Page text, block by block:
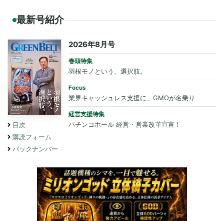
最新号紹介
目次
購読フォーム
バックナンバー
2026年8月号
巻頭特集
羽根モノという、選択肢。
Focus
業界キャッシュレス支援に、GMOが名乗り
経営支援特集
パチンコホール 経営・営業改革宣言！